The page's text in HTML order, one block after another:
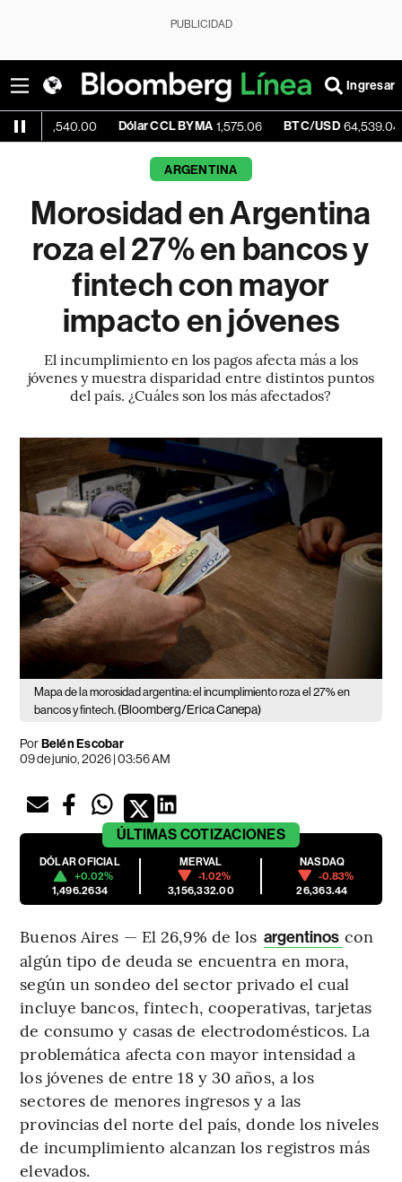
PUBLICIDAD
Ingresar
Dólar CCL BYMA 1,575.06 BTC/USD 64,539.04 -0.38%
ARGENTINA
Morosidad en Argentina
roza el 27% en bancos y
fintech con mayor
impacto en jóvenes
El incumplimiento en los pagos afecta más a los
jóvenes y muestra disparidad entre distintos puntos
del país. ¿Cuáles son los más afectados?
Mapa de la morosidad argentina: el incumplimiento roza el 27% en
bancos y fintech. (Bloomberg/Erica Canepa)
PorBelén Escobar
09 de junio, 2026 | 03:56 AM
ÚLTIMAS COTIZACIONES
DÓLAR OFICIAL
+0.02%
1,496.2634
MERVAL
-1.02%
3,156,332.00
NASDAQ
-0.83%
26,363.44
Buenos Aires — El 26,9% de los argentinos con
algún tipo de deuda se encuentra en mora,
según un sondeo del sector privado el cual
incluye bancos, fintech, cooperativas, tarjetas
de consumo y casas de electrodomésticos. La
problemática afecta con mayor intensidad a
los jóvenes de entre 18 y 30 años, a los
sectores de menores ingresos y a las
provincias del norte del país, donde los niveles
de incumplimiento alcanzan los registros más
elevados.